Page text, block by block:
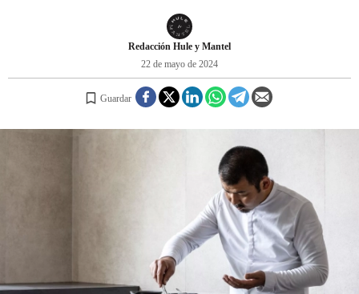
INICIAR SESIÓN
Redacción Hule y Mantel
22 de mayo de 2024
Guardar